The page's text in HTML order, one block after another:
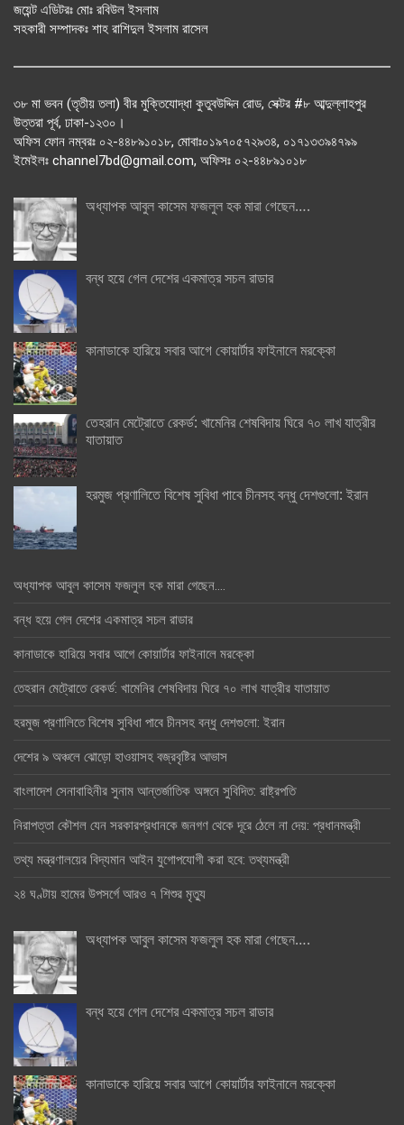
জয়েন্ট এডিটরঃ মোঃ রবিউল ইসলাম
সহকারী সম্পাদকঃ শাহ রাশিদুল ইসলাম রাসেল
৩৮ মা ভবন (তৃতীয় তলা) বীর মুক্তিযোদ্ধা কুতুবউদ্দিন রোড, সেক্টর #৮ আব্দুল্লাহপুর
উত্তরা পূর্ব, ঢাকা-১২৩০।
অফিস ফোন নম্বরঃ ০২-৪৪৮৯১০১৮, মোবাঃ০১৯৭০৫৭২৯৩৪, ০১৭১৩৩৯৪৭৯৯
ইমেইলঃ channel7bd@gmail.com, অফিসঃ ০২-৪৪৮৯১০১৮
অধ্যাপক আবুল কাসেম ফজলুল হক মারা গেছেন….
বন্ধ হয়ে গেল দেশের একমাত্র সচল রাডার
কানাডাকে হারিয়ে সবার আগে কোয়ার্টার ফাইনালে মরক্কো
তেহরান মেট্রোতে রেকর্ড: খামেনির শেষবিদায় ঘিরে ৭০ লাখ যাত্রীর
যাতায়াত
হরমুজ প্রণালিতে বিশেষ সুবিধা পাবে চীনসহ বন্ধু দেশগুলো: ইরান
অধ্যাপক আবুল কাসেম ফজলুল হক মারা গেছেন….
বন্ধ হয়ে গেল দেশের একমাত্র সচল রাডার
কানাডাকে হারিয়ে সবার আগে কোয়ার্টার ফাইনালে মরক্কো
তেহরান মেট্রোতে রেকর্ড: খামেনির শেষবিদায় ঘিরে ৭০ লাখ যাত্রীর যাতায়াত
হরমুজ প্রণালিতে বিশেষ সুবিধা পাবে চীনসহ বন্ধু দেশগুলো: ইরান
দেশের ৯ অঞ্চলে ঝোড়ো হাওয়াসহ বজ্রবৃষ্টির আভাস
বাংলাদেশ সেনাবাহিনীর সুনাম আন্তর্জাতিক অঙ্গনে সুবিদিত: রাষ্ট্রপতি
নিরাপত্তা কৌশল যেন সরকারপ্রধানকে জনগণ থেকে দূরে ঠেলে না দেয়: প্রধানমন্ত্রী
তথ্য মন্ত্রণালয়ের বিদ্যমান আইন যুগোপযোগী করা হবে: তথ্যমন্ত্রী
২৪ ঘণ্টায় হামের উপসর্গে আরও ৭ শিশুর মৃত্যু
অধ্যাপক আবুল কাসেম ফজলুল হক মারা গেছেন….
বন্ধ হয়ে গেল দেশের একমাত্র সচল রাডার
কানাডাকে হারিয়ে সবার আগে কোয়ার্টার ফাইনালে মরক্কো